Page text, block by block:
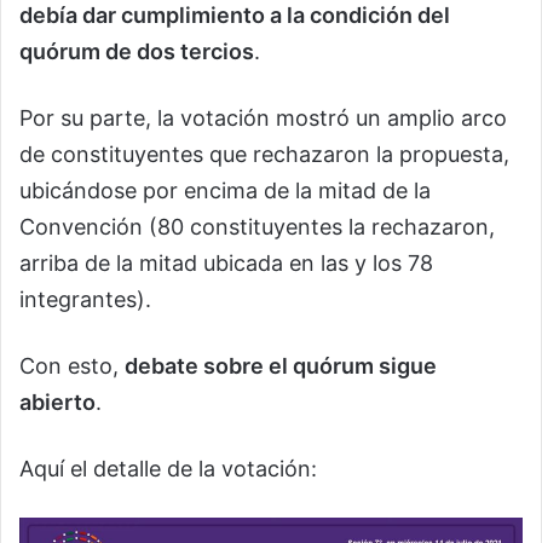
debía dar cumplimiento a la condición del
quórum de dos tercios.
Por su parte, la votación mostró un amplio arco
de constituyentes que rechazaron la propuesta,
ubicándose por encima de la mitad de la
Convención (80 constituyentes la rechazaron,
arriba de la mitad ubicada en las y los 78
integrantes).
Con esto, debate sobre el quórum sigue
abierto.
Aquí el detalle de la votación: